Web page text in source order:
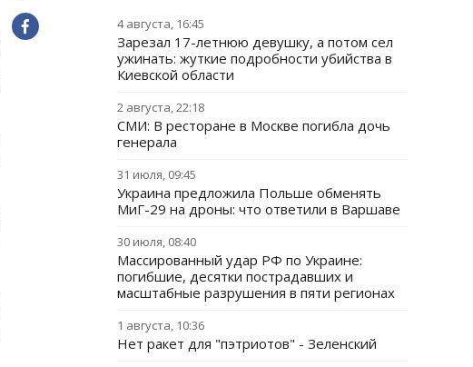
4 августа, 16:45
Зарезал 17-летнюю девушку, а потом сел
ужинать: жуткие подробности убийства в
Киевской области
2 августа, 22:18
СМИ: В ресторане в Москве погибла дочь
генерала
31 июля, 09:45
Украина предложила Польше обменять
МиГ-29 на дроны: что ответили в Варшаве
30 июля, 08:40
Массированный удар РФ по Украине:
погибшие, десятки пострадавших и
масштабные разрушения в пяти регионах
1 августа, 10:36
Нет ракет для "пэтриотов" - Зеленский